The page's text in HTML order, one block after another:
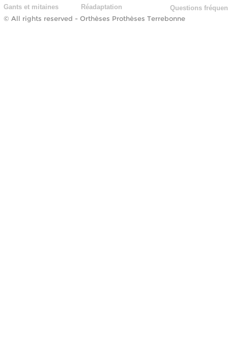
Gants et mitaines
Réadaptation
Questions
© All rights reserved - Orthèses Prothèses Terrebonne